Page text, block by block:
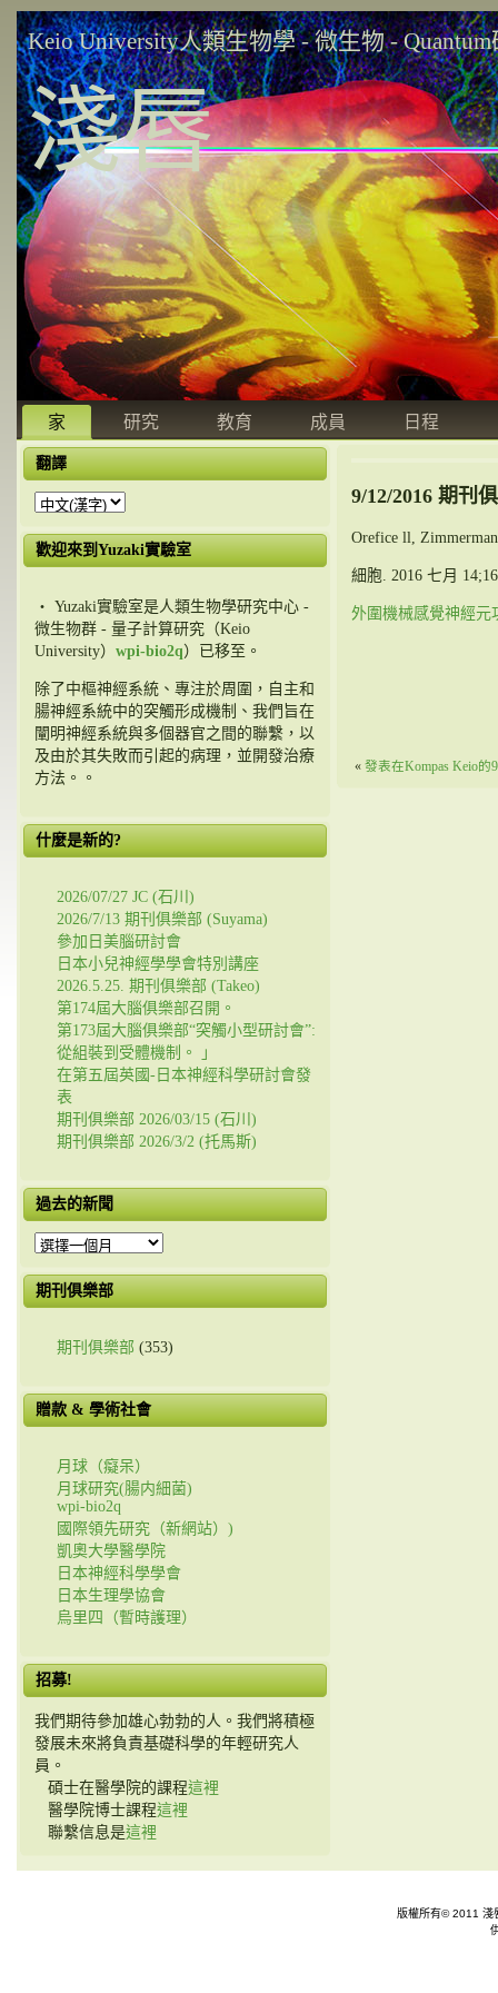
Keio University人類生物學 - 微生物 -
淺唇
家 研究 教育 成員 日程
翻譯
歡迎來到Yuzaki實驗室
・ Yuzaki實驗室是人類生物學研究中心 -
微生物群 - 量子計算研究（Keio
University） wpi-bio2q）已移至。
除了中樞神經系統、專注於周圍，自主和
腸神經系統中的突觸形成機制、我們旨在
闡明神經系統與多個器官之間的聯繫，以
及由於其失敗而引起的病理，並開發治療
方法。。
什麼是新的?
2026/07/27 JC (石川)
2026/7/13 期刊俱樂部 (Suyama)
參加日美腦研討會
日本小兒神經學學會特別講座
2026.5.25. 期刊俱樂部 (Takeo)
第174屆大腦俱樂部召開。
第173屆大腦俱樂部“突觸小型研討會”:
從組裝到受體機制。 」
在第五屆英國-日本神經科學研討會發
表
期刊俱樂部 2026/03/15 (石川)
期刊俱樂部 2026/3/2 (托馬斯)
過去的新聞
過
的
新
期刊俱樂部
期刊俱樂部 (353)
贈款 & 學術社會
月球（癡呆）
月球研究(腸内細菌)
wpi-bio2q
國際領先研究（新網站）)
凱奧大學醫學院
日本神經科學學會
日本生理學協會
烏里四（暫時護理）
招募!
我們期待參加雄心勃勃的人。我們將積極
發展未來將負責基礎科學的年輕研究人
員。
碩士在醫學院的課程這裡
醫學院博士課程這裡
聯繫信息是這裡
9/12/2016 期刊
Orefice ll,
細胞. 2016 七月
外圍機械感覺神經元
« 發表在Kompas Keio
版權所有© 2011 淺